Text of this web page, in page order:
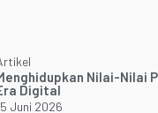
Nilai-Nilai
Digital
Juni 2026